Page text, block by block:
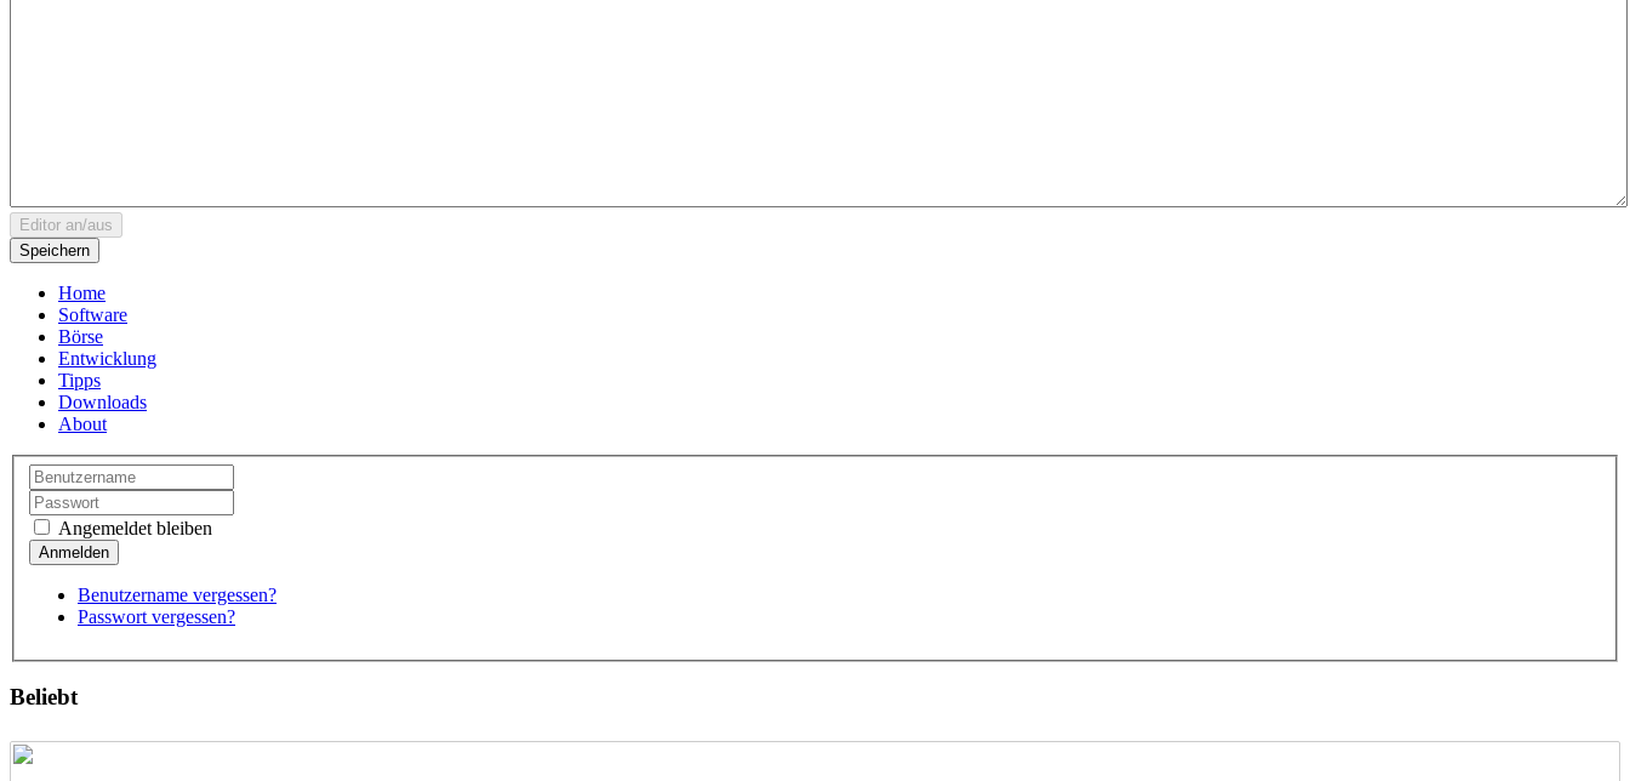
Editor an/aus
Speichern
Home
Software
Börse
Entwicklung
Tipps
Downloads
About
Angemeldet bleiben
Benutzername vergessen?
Passwort vergessen?
Beliebt